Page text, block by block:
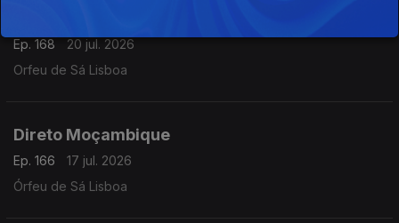
Ep. 168
20 jul. 2026
Orfeu de Sá Lisboa
Direto Moçambique
Ep. 166
17 jul. 2026
Órfeu de Sá Lisboa